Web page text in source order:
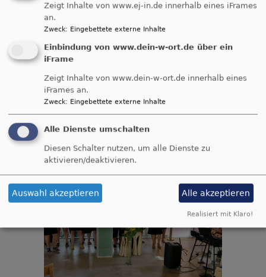
Zeigt Inhalte von www.ej-in.de innerhalb eines iFrames
an.
Zweck: Eingebettete externe Inhalte
Einbindung von www.dein-w-ort.de über ein
iFrame
Zeigt Inhalte von www.dein-w-ort.de innerhalb eines
iFrames an.
Zweck: Eingebettete externe Inhalte
Alle Dienste umschalten
Diesen Schalter nutzen, um alle Dienste zu
aktivieren/deaktivieren.
Auswahl akzeptieren Alle akzeptieren
Realisiert mit Klaro!